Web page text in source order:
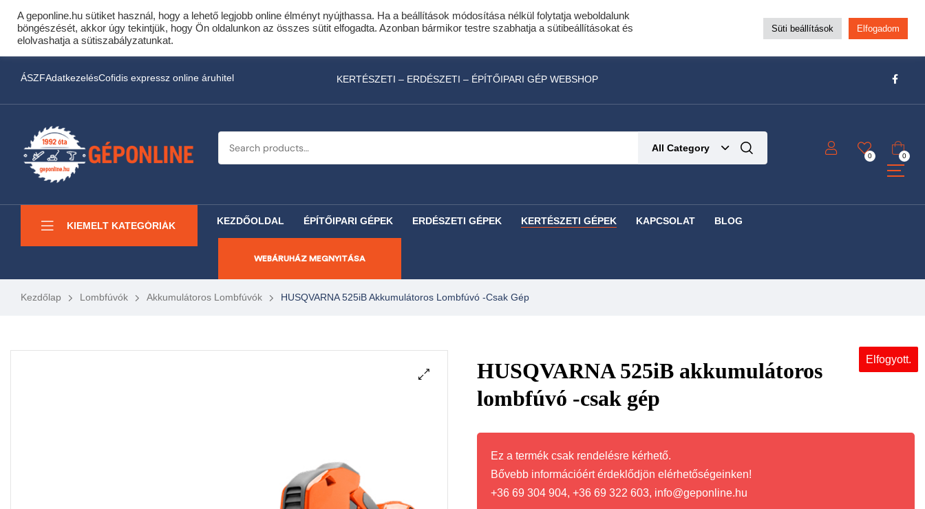
Cofidis expressz online áruhitel 0 % THM-el 10 hónapra!
Most minden akciós HQ láncfűrészhez ajándékba adunk egy fűrészláncot!
Részletek ide kattintva!
ÁSZFAdatkezelésCofidis expressz online áruhitel KERTÉSZETI – ERDÉSZETI – ÉPÍTŐIPARI GÉP WEBSHOP
All Category
0 0
KIEMELT KATEGÓRIÁK KEZDŐOLDAL ÉPÍTŐIPARI GÉPEK ERDÉSZETI GÉPEK KERTÉSZETI GÉPEK KAPCSOLAT BLOG
WEBÁRUHÁZ MEGNYITÁSA
Kezdőlap Lombfúvók Akkumulátoros Lombfúvók HUSQVARNA 525iB Akkumulátoros Lombfúvó -csak Gép
Elfogyott.
HUSQVARNA 525iB akkumulátoros
lombfúvó -csak gép
Ez a termék csak rendelésre kérhető.
Bővebb információért érdeklődjön elérhetőségeinken!
+36 69 304 904, +36 69 322 603, info@geponline.hu
A geponline.hu sütiket használ, hogy a lehető legjobb online élményt nyújthassa. Ha a beállítások módosítása nélkül folytatja weboldalunk
böngészését, akkor úgy tekintjük, hogy Ön oldalunkon az összes sütit elfogadta. Azonban bármikor testre szabhatja a sütibeállításokat és
elolvashatja a sütiszabályzatunkat.
Süti beállítások Elfogadom